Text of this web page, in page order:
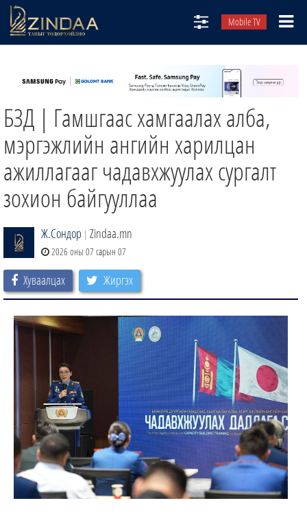
Mobile TV
ТВ8
ӨГЛӨӨНИЙ СОНИН
АУДИО ЗОХИОЛ
ЗИНДАА СЭТГҮҮЛ
БЗД | Гамшгаас хамгаалах алба,
мэргэжлийн ангийн харилцан
ажиллагааг чадавхжуулах сургалт
зохион байгууллаа
Ж.Сондор | Zindaa.mn
2026 оны 07 сарын 07
Хуваалцах Жиргэх